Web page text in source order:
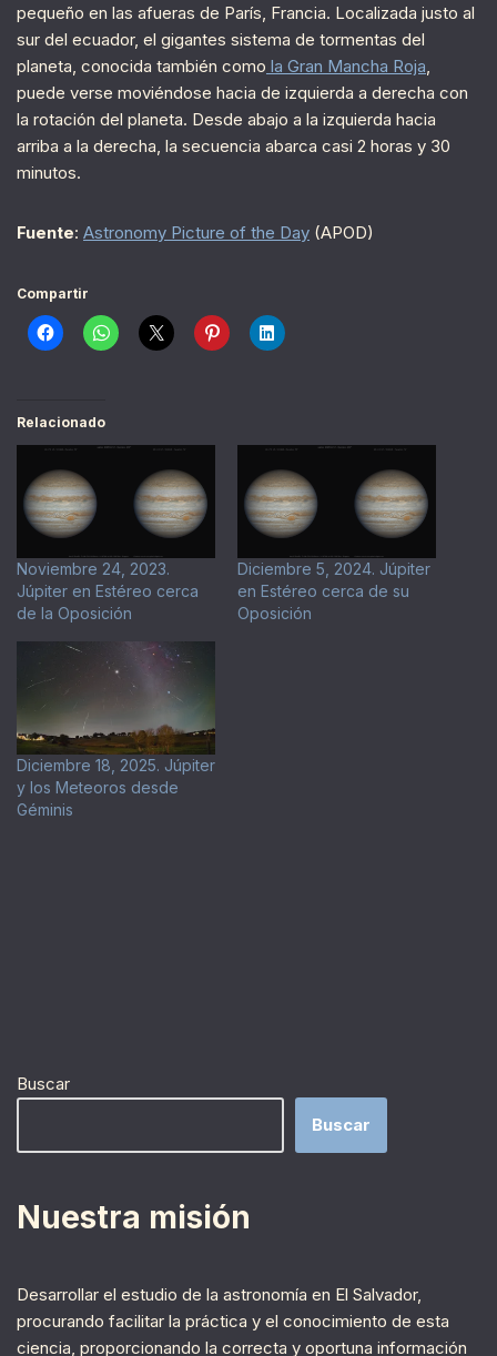
pequeño en las afueras de París, Francia. Localizada justo al
sur del ecuador, el gigantes sistema de tormentas del
planeta, conocida también como la Gran Mancha Roja
puede verse moviéndose hacia de izquierda a derecha con
la rotación del planeta. Desde abajo a la izquierda hacia
arriba a la derecha, la secuencia abarca casi 2 horas y 30
minutos.
Fuente: Astronomy Picture of the Day (APOD)
Compartir
Relacionado
Noviembre 24, 2023.
Júpiter en Estéreo cerca
de la Oposición
Diciembre 5, 2024. Júpiter
en Estéreo cerca de su
Oposición
Diciembre 18, 2025. Júpiter
y los Meteoros desde
Géminis
Buscar
Buscar
Nuestra misión
Desarrollar el estudio de la astronomía en El Salvador,
procurando facilitar la práctica y el conocimiento de esta
ciencia, proporcionando la correcta y oportuna información